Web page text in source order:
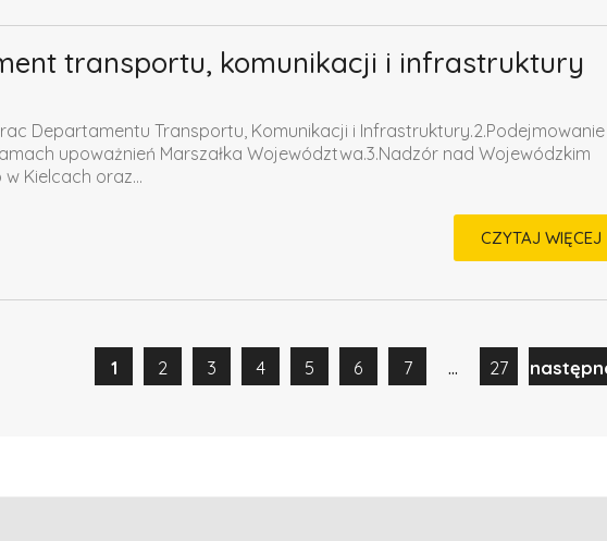
transportu, komunikacji i infrastruktury
Departamentu Transportu, Komunikacji i Infrastruktury.2.Podejmowanie
upoważnień Marszałka Województwa.3.Nadzór nad Wojewódzkim
Kielcach oraz...
CZYTAJ WIĘCEJ
1 2 3 4 5 6 7 ... 27